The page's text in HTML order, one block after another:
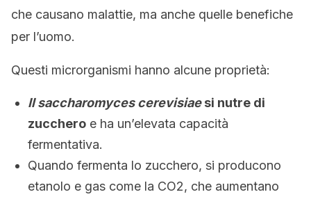
che causano malattie, ma anche quelle benefiche
per l’uomo.
Questi microrganismi hanno alcune proprietà:
Il saccharomyces cerevisiaesi nutre di
zucchero e ha un’elevata capacità
fermentativa.
Quando fermenta lo zucchero, si producono
etanolo e gas come la CO2, che aumentano